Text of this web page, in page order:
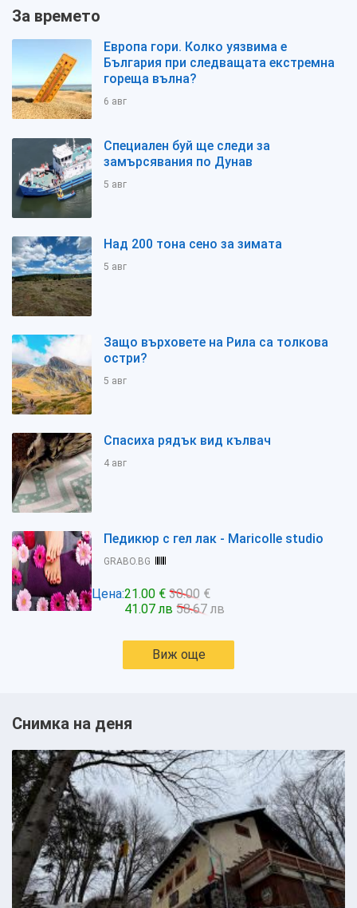
За времето
Европа гори. Колко уязвима е
България при следващата екстремна
гореща вълна?
6 авг
Специален буй ще следи за
замърсявания по Дунав
5 авг
Над 200 тона сено за зимата
5 авг
Защо върховете на Рила са толкова
остри?
5 авг
Спасиха рядък вид кълвач
4 авг
Педикюр с гел лак - Maricolle studio
GRABO.BG
Цена:21.00 € 30.00 €
41.07 лв 58.67 лв
Виж още
Снимка на деня